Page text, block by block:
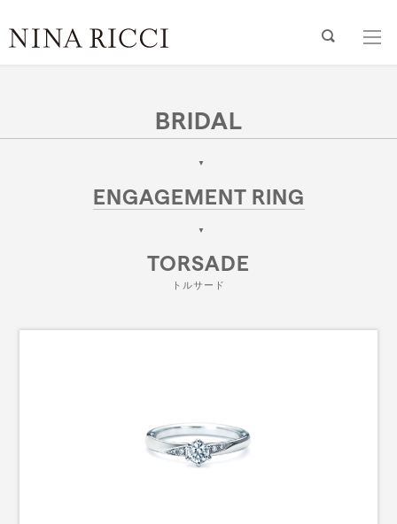
BRIDAL
ENGAGEMENT RING
TORSADE
トルサード